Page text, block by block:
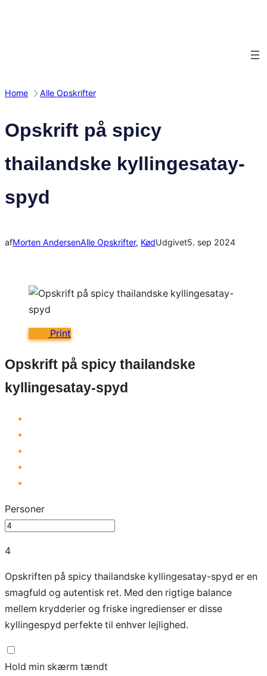
Home Alle Opskrifter
Opskrift på spicy
thailandske kyllingesatay-
spyd
afMorten AndersenAlle Opskrifter, KødUdgivet5. sep 2024
Print
Opskrift på spicy thailandske
kyllingesatay-spyd
Personer
4
Opskriften på spicy thailandske kyllingesatay-spyd er en
smagfuld og autentisk ret. Med den rigtige balance
mellem krydderier og friske ingredienser er disse
kyllingespyd perfekte til enhver lejlighed.
Hold min skærm tændt